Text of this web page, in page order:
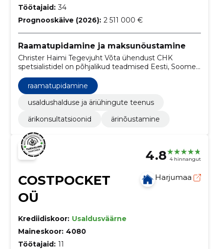
Töötajaid: 34
Prognooskäive (2026): 2 511 000 €
Raamatupidamine ja maksunõustamine
Christer Haimi Tegevjuht Võta ühendust CHK
spetsialistidel on põhjalikud teadmised Eesti, Soome,
Rootsi ja Leedu maksusüsteemidest ning nad
tunnevad detailideni tööjõudu ja äritegevust
puudutavat…
raamatupidamine
usaldushalduse ja äriühingute teenus
ärikonsultatsioonid
ärinõustamine
4.8 4 hinnangut
COSTPOCKET
OÜ
Harjumaa
Krediidiskoor: Usaldusväärne
Maineskoor: 4080
Töötajaid: 11